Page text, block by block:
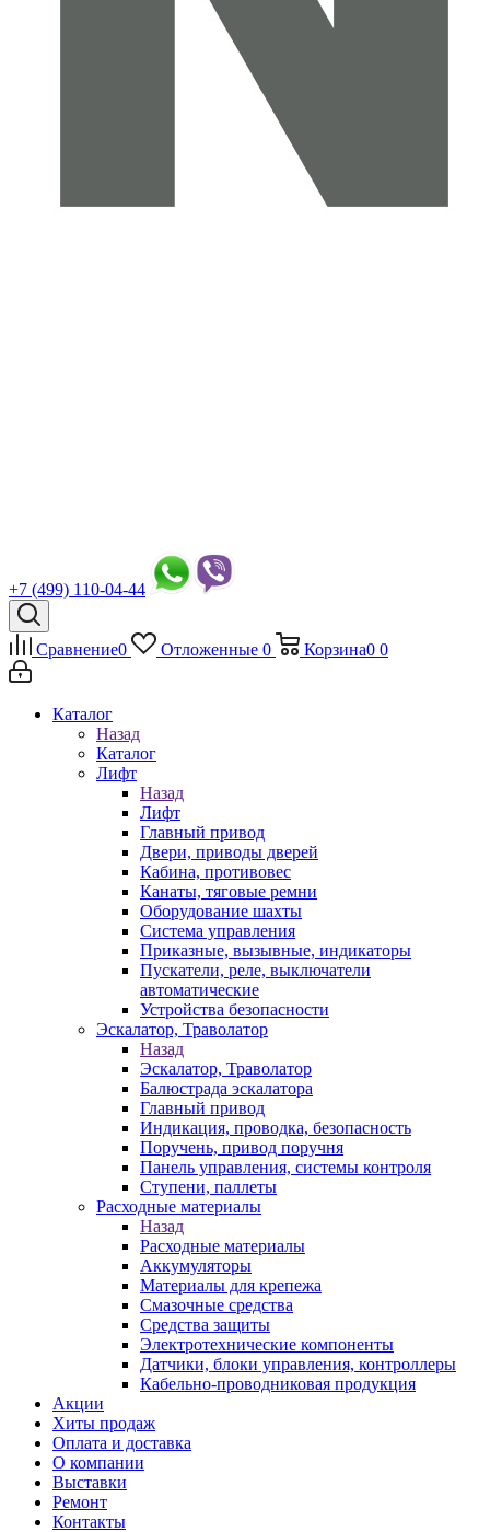
+7 (499) 110-04-44
Сравнение0 Отложенные 0 Корзина0 0
Каталог
Назад
Каталог
Лифт
Назад
Лифт
Главный привод
Двери, приводы дверей
Кабина, противовес
Канаты, тяговые ремни
Оборудование шахты
Система управления
Приказные, вызывные, индикаторы
Пускатели, реле, выключатели
автоматические
Устройства безопасности
Эскалатор, Траволатор
Назад
Эскалатор, Траволатор
Балюстрада эскалатора
Главный привод
Индикация, проводка, безопасность
Поручень, привод поручня
Панель управления, системы контроля
Ступени, паллеты
Расходные материалы
Назад
Расходные материалы
Аккумуляторы
Материалы для крепежа
Смазочные средства
Средства защиты
Электротехнические компоненты
Датчики, блоки управления, контроллеры
Кабельно-проводниковая продукция
Акции
Хиты продаж
Оплата и доставка
О компании
Выставки
Ремонт
Контакты